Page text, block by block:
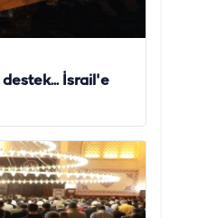
İsrail'e